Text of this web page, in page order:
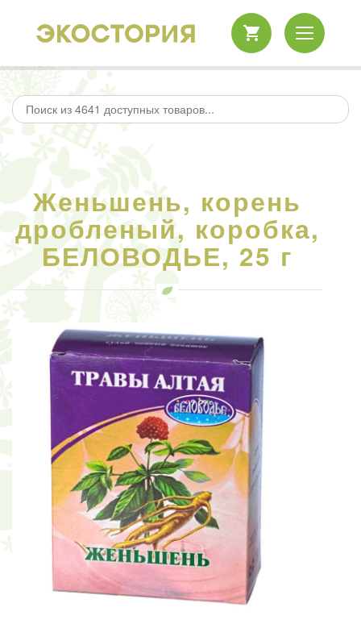
Женьшень, корень
дробленый, коробка,
БЕЛОВОДЬЕ, 25 г